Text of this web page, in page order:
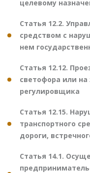
целевому
Статья 12.2.
средством с
нем
Статья 12.12.
светофора или
регулировщика
Статья 12.15.
транспортного
дороги,
Статья 14.1.